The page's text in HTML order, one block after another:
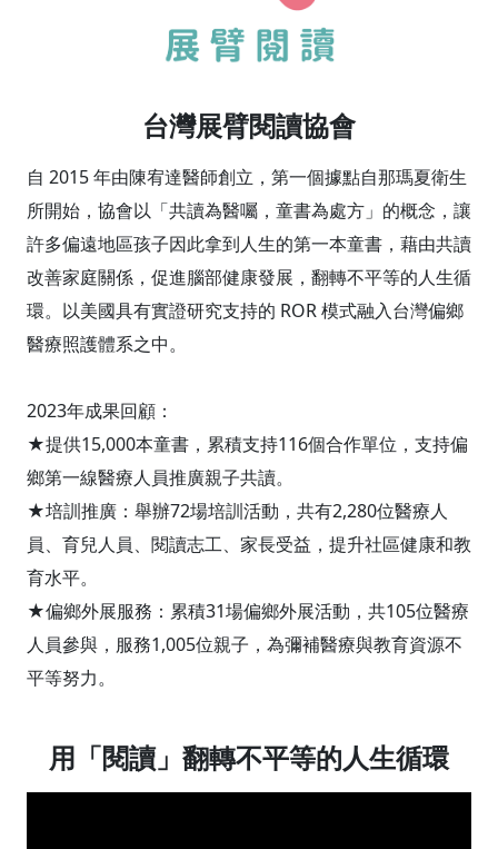
台灣展臂閱讀協會
自 2015 年由陳宥達醫師創立，第一個據點自那瑪夏衛生
所開始，協會以「共讀為醫囑，童書為處方」的概念，讓
許多偏遠地區孩子因此拿到人生的第一本童書，藉由共讀
改善家庭關係，促進腦部健康發展，翻轉不平等的人生循
環。以美國具有實證研究支持的 ROR 模式融入台灣偏鄉
醫療照護體系之中。
2023年成果回顧：
★提供15,000本童書，累積支持116個合作單位，支持偏
鄉第一線醫療人員推廣親子共讀。
★培訓推廣：舉辦72場培訓活動，共有2,280位醫療人
員、育兒人員、閱讀志工、家長受益，提升社區健康和教
育水平。
★偏鄉外展服務：累積31場偏鄉外展活動，共105位醫療
人員參與，服務1,005位親子，為彌補醫療與教育資源不
平等努力。
用「閱讀」翻轉不平等的人生循環